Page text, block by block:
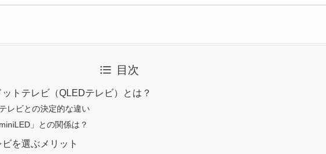
目次
トテレビ（QLEDテレビ）とは？
レビとの決定的な違い
」との関係は？
を選ぶメリット